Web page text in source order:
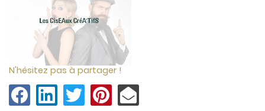
Accueil
N'hésitez pas à partager !